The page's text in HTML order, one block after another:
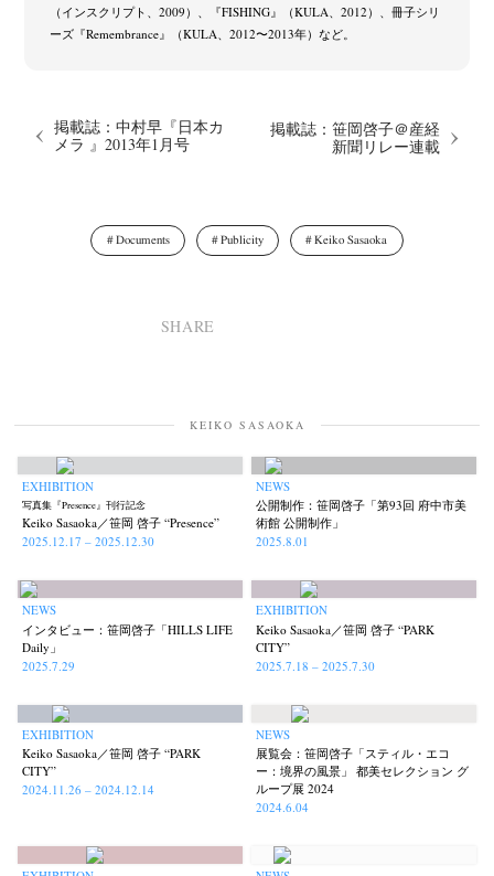
（インスクリプト、2009）、『FISHING』（KULA、2012）、冊子シリ
ーズ『Remembrance』（KULA、2012〜2013年）など。
掲載誌：中村早『日本カ
メラ 』2013年1月号
掲載誌：笹岡啓子＠産経
新聞リレー連載
Documents Publicity Keiko Sasaoka
SHARE
KEIKO SASAOKA
EXHIBITION
写真集『Presence』刊行記念
Keiko Sasaoka／笹岡 啓子 “Presence”
2025.12.17 – 2025.12.30
NEWS
公開制作：笹岡啓子「第93回 府中市美
術館 公開制作」
2025.8.01
NEWS
インタビュー：笹岡啓子「HILLS LIFE
Daily」
2025.7.29
EXHIBITION
Keiko Sasaoka／笹岡 啓子 “PARK
CITY”
2025.7.18 – 2025.7.30
EXHIBITION
Keiko Sasaoka／笹岡 啓子 “PARK
CITY”
2024.11.26 – 2024.12.14
NEWS
展覧会：笹岡啓子「スティル・エコ
ー：境界の風景」 都美セレクション グ
ループ展 2024
2024.6.04